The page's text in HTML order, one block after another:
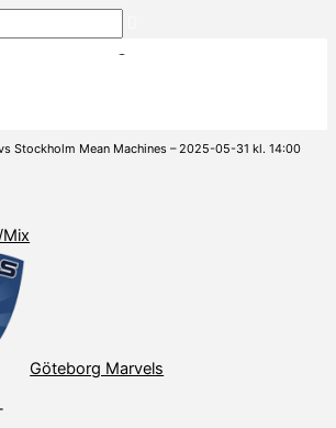
Stockholm Mean Machines – 2025-05-31 kl. 14:00
Göteborg Marvels